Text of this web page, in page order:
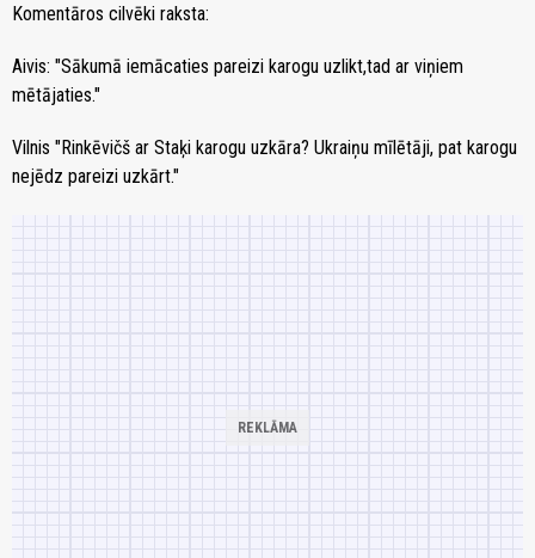
Komentāros cilvēki raksta:
Aivis: "Sākumā iemācaties pareizi karogu uzlikt,tad ar viņiem
mētājaties."
Vilnis "Rinkēvičš ar Staķi karogu uzkāra? Ukraiņu mīlētāji, pat karogu
nejēdz pareizi uzkārt."